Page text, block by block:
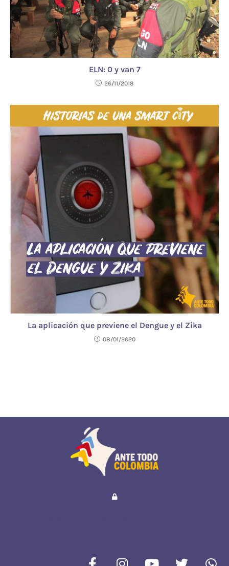
ELN: 0 y van 7
26/11/2018
La aplicación que previene el Dengue y el Zika
08/01/2020